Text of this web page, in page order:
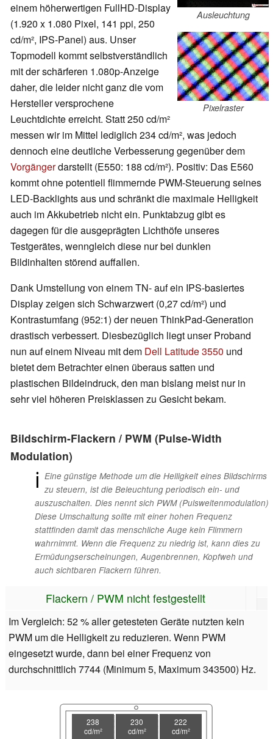
Ausleuchtung
Pixelraster
einem höherwertigen FullHD-Display
(1.920 x 1.080 Pixel, 141 ppi, 250
cd/m², IPS-Panel) aus. Unser
Topmodell kommt selbstverständlich
mit der schärferen 1.080p-Anzeige
daher, die leider nicht ganz die vom
Hersteller versprochene
Leuchtdichte erreicht. Statt 250 cd/m²
messen wir im Mittel lediglich 234 cd/m², was jedoch
dennoch eine deutliche Verbesserung gegenüber dem
Vorgängerdarstellt (E550: 188 cd/m²). Positiv: Das E560
kommt ohne potentiell flimmernde PWM-Steuerung seines
LED-Backlights aus und schränkt die maximale Helligkeit
auch im Akkubetrieb nicht ein. Punktabzug gibt es
dagegen für die ausgeprägten Lichthöfe unseres
Testgerätes, wenngleich diese nur bei dunklen
Bildinhalten störend auffallen.
Dank Umstellung von einem TN- auf ein IPS-basiertes
Display zeigen sich Schwarzwert (0,27 cd/m²) und
Kontrastumfang (952:1) der neuen ThinkPad-Generation
drastisch verbessert. Diesbezüglich liegt unser Proband
nun auf einem Niveau mit dem Dell Latitude 3550 und
bietet dem Betrachter einen überaus satten und
plastischen Bildeindruck, den man bislang meist nur in
sehr viel höheren Preisklassen zu Gesicht bekam.
Bildschirm-Flackern / PWM (Pulse-Width
Modulation)
ℹ Eine günstige Methode um die Helligkeit eines Bildschirms
zu steuern, ist die Beleuchtung periodisch ein- und
auszuschalten. Dies nennt sich PWM (Pulsweitenmodulation)
Diese Umschaltung sollte mit einer hohen Frequenz
stattfinden damit das menschliche Auge kein Flimmern
wahrnimmt. Wenn die Frequenz zu niedrig ist, kann dies zu
Ermüdungserscheinungen, Augenbrennen, Kopfweh und
auch sichtbaren Flackern führen.
Flackern / PWM nicht festgestellt
Im Vergleich: 52 % aller getesteten Geräte nutzten kein
PWM um die Helligkeit zu reduzieren. Wenn PWM
eingesetzt wurde, dann bei einer Frequenz von
durchschnittlich 7744 (Minimum 5, Maximum 343500) Hz.
238
cd/m²
230
cd/m²
222
cd/m²